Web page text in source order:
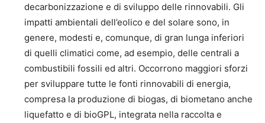
decarbonizzazione e di sviluppo delle rinnovabili. Gli
impatti ambientali dell’eolico e del solare sono, in
genere, modesti e, comunque, di gran lunga inferiori
di quelli climatici come, ad esempio, delle centrali a
combustibili fossili ed altri. Occorrono maggiori sforzi
per sviluppare tutte le fonti rinnovabili di energia,
compresa la produzione di biogas, di biometano anche
liquefatto e di bioGPL, integrata nella raccolta e